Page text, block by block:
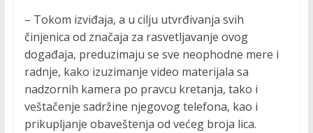
– Tokom izviđaja, a u cilju utvrđivanja svih
činjenica od značaja za rasvetljavanje ovog
događaja, preduzimaju se sve neophodne mere i
radnje, kako izuzimanje video materijala sa
nadzornih kamera po pravcu kretanja, tako i
veštačenje sadržine njegovog telefona, kao i
prikupljanje obaveštenja od većeg broja lica.